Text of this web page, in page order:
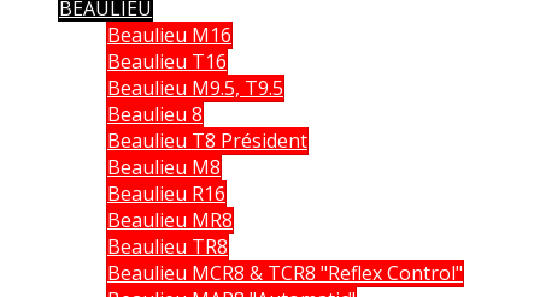
BEAULIEU
Beaulieu M16
Beaulieu T16
Beaulieu M9.5, T9.5
Beaulieu 8
Beaulieu T8 Président
Beaulieu M8
Beaulieu R16
Beaulieu MR8
Beaulieu TR8
Beaulieu MCR8 & TCR8 "Reflex Control"